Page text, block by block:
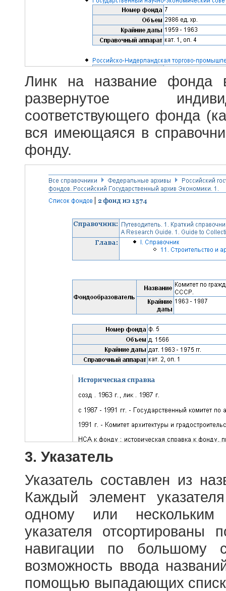
Линк на название фонда
развернутое
соответствующего фонда
вся имеющаяся в
фонду.
3. Указатель
Указатель составлен из
Каждый элемент
одному или
указателя отсортированы
навигации по большому
возможность ввода
помощью выпадающих